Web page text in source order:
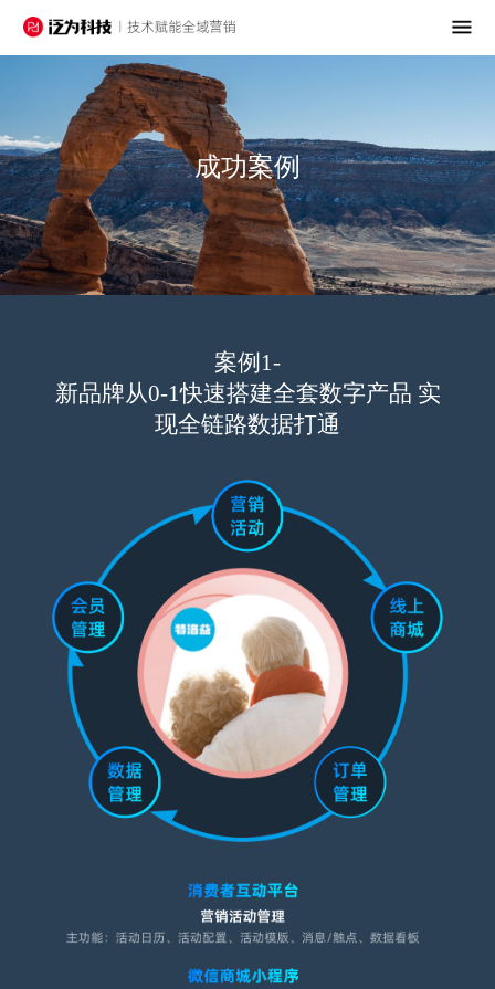
成功案例
案例1-
新品牌从0-1快速搭建全套数字产品 实
现全链路数据打通